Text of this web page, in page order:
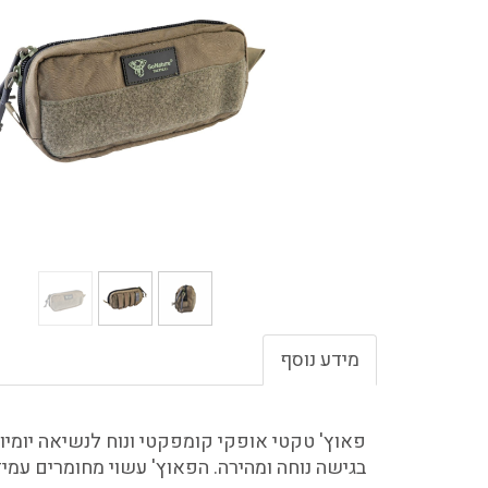
מידע נוסף
פאוץ' טקטי אופקי קומפקטי ונוח לנשיאה
בגישה נוחה ומהירה. הפאוץ' עשוי מחומרים